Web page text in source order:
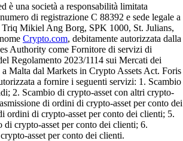
una società a responsabilità limitata
di registrazione C 88392 e sede legale a
Mikiel Ang Borg, SPK 1000, St. Julians,
Crypto.com, debitamente autorizzata dalla
Authority come Fornitore di servizi di
Regolamento 2023/1114 sui Mercati dei
Malta dal Markets in Crypto Assets Act. Foris
a fornire i seguenti servizi: 1. Scambio
2. Scambio di crypto-asset con altri crypto-
di ordini di crypto-asset per conto dei
ordini di crypto-asset per conto dei clienti; 5.
di crypto-asset per conto dei clienti; 6.
asset per conto dei clienti.